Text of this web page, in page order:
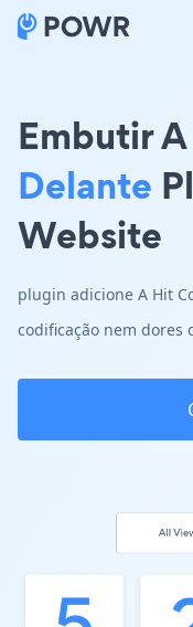
Embutir
Delante
Website
plugin adicione A Hit
codificação nem dores